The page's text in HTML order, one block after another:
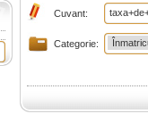
Cuvant:
Categorie: